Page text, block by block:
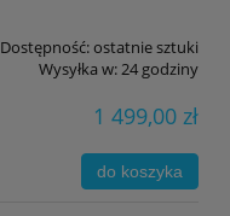
Dostępność:ostatnie sztuki
Wysyłka w:24 godziny
1 499,00 zł
do koszyka